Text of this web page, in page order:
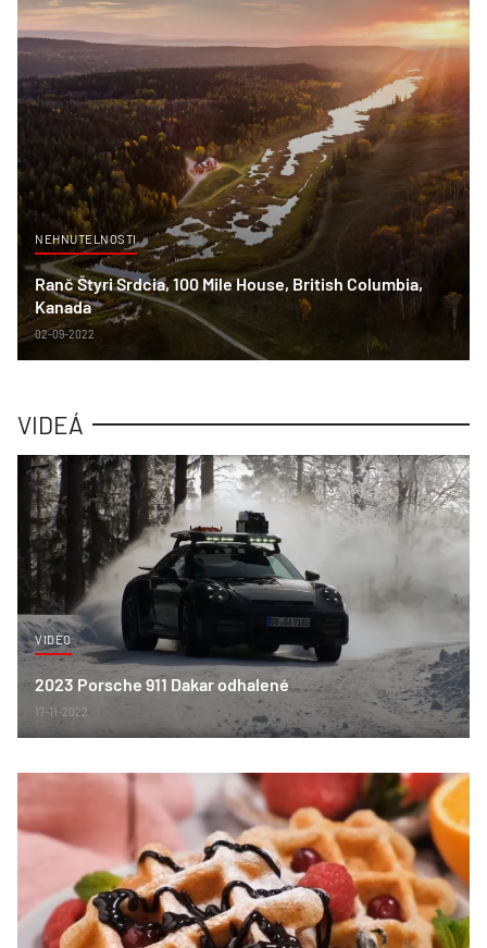
NEHNUTELNOSTI
Ranč Štyri Srdcia, 100 Mile House, British Columbia,
Kanada
02-09-2022
VIDEÁ
VIDEO
2023 Porsche 911 Dakar odhalené
17-11-2022